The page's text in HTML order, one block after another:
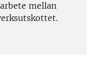
mellan